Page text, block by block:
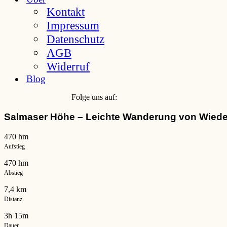
Kontakt
Impressum
Datenschutz
AGB
Widerruf
Blog
Folge uns auf:
Salmaser Höhe – Leichte Wanderung von
470 hm
Aufstieg
470 hm
Abstieg
7,4 km
Distanz
3h 15m
Dauer